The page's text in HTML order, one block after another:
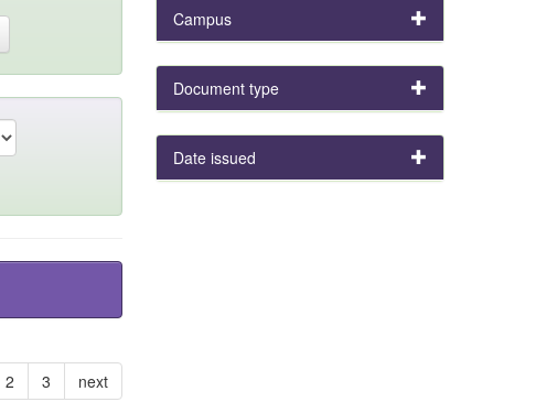
2 3 next
Campus
Document type
Date issued